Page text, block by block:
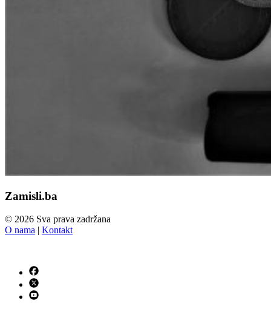
Zamisli.ba
© 2026 Sva prava zadržana
O nama | Kontakt